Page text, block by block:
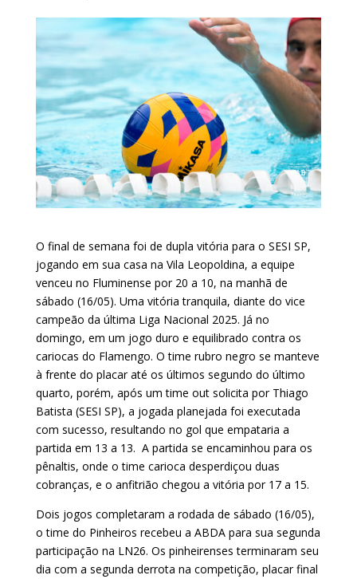
O final de semana foi de dupla vitória para o SESI SP,
jogando em sua casa na Vila Leopoldina, a equipe
venceu no Fluminense por 20 a 10, na manhã de
sábado (16/05). Uma vitória tranquila, diante do vice
campeão da última Liga Nacional 2025. Já no
domingo, em um jogo duro e equilibrado contra os
cariocas do Flamengo. O time rubro negro se manteve
à frente do placar até os últimos segundo do último
quarto, porém, após um time out solicita por Thiago
Batista (SESI SP), a jogada planejada foi executada
com sucesso, resultando no gol que empataria a
partida em 13 a 13. A partida se encaminhou para os
pênaltis, onde o time carioca desperdiçou duas
cobranças, e o anfitrião chegou a vitória por 17 a 15.
Dois jogos completaram a rodada de sábado (16/05),
o time do Pinheiros recebeu a ABDA para sua segunda
participação na LN26. Os pinheirenses terminaram seu
dia com a segunda derrota na competição, placar final